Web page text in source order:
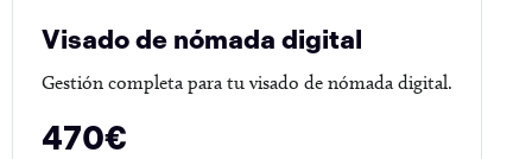
Visado de nómada digital
Gestión completa para tu visado de nómada digital.
470€